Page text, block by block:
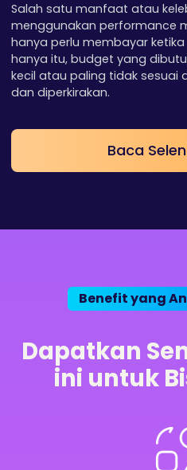
Salah satu manfaat atau
menggunakan performance
hanya perlu membayar
hanya itu, budget yang
kecil atau paling tidak sesuai
dan diperkirakan.
Baca
Benefit yang
Dapatkan
ini untuk